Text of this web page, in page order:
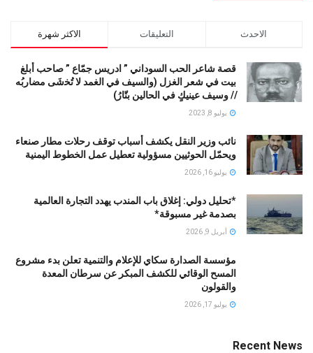
الاكثر شهرة التعليقات الاحدث
قصة شاعر الحب السوداني ” ادريس جمّاع ” صاحب أبلغ
بيت في شعر الغزل (وﺍﻟﺴﻴﻒ ﻓﻲ الغمد ﻻ ﺗُﺨشَى مضاربُه
// ﻭﺳﻴﻒ ﻋﻴﻨﻴﻚٍ ﻓﻲ ﺍﻟﺤﺎﻟﻴﻦ ﺑﺘّﺎﺭُ)
يوليو 8, 2023
نائب وزير النقل يكشف أسباب توقف رحلات مطار صنعاء
ويحمّل الحوثيين مسؤولية تعطيل عمل الخطوط اليمنية
يوليو 16, 2026
*تحليل دولي: إغلاق باب المندب يهدد التجارة العالمية
بصدمة غير مسبوقة*
أبريل 9, 2026
مؤسسة الصدارة سكاي للإعلام والتنمية تعلن بدء مشروع
المسح الوقائي للكشف المبكر عن سرطان المعدة
والقولون
يوليو 17, 2026
Recent News